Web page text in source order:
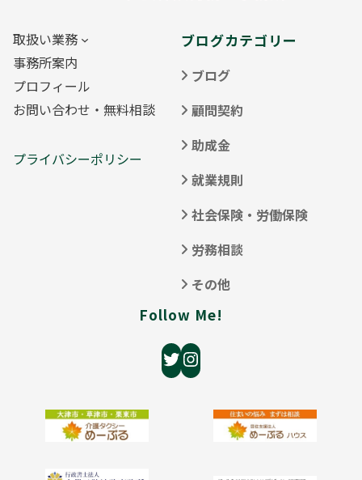
取扱い業務
事務所案内
プロフィール
お問い合わせ・無料相談
プライバシーポリシー
ブログカテゴリー
ブログ
顧問契約
助成金
就業規則
社会保険・労働保険
労務相談
その他
Follow Me!